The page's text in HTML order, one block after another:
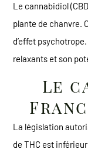
Le cannabidiol
plante de chanvre.
d’effet
relaxants et son
Le
La législation
de THC est